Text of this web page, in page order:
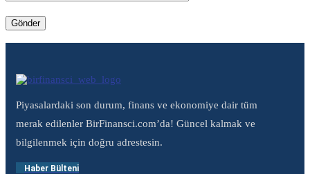
Piyasalardaki son durum, finans ve ekonomiye dair tüm
merak edilenler BirFinansci.com’da! Güncel kalmak ve
bilgilenmek için doğru adrestesin.
Haber Bülteni